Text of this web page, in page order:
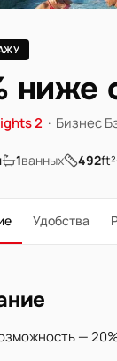
ниже
2 · Бизнес
1ванных 492ft²
Удобства
—